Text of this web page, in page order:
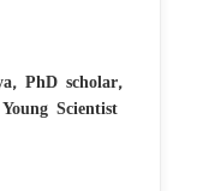
PhD scholar,
Scientist